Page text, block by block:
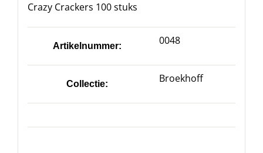
Crazy Crackers 100 stuks
Artikelnummer: 0048
Collectie: Broekhoff